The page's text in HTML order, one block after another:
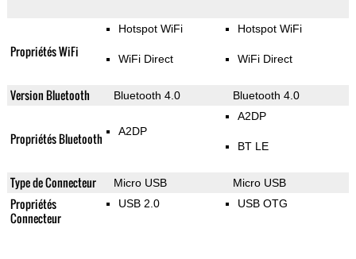
Propriétés WiFi
Hotspot WiFi
WiFi Direct
Hotspot WiFi
WiFi Direct
Version Bluetooth Bluetooth 4.0 Bluetooth 4.0
Propriétés Bluetooth A2DP
A2DP
BT LE
Type de Connecteur Micro USB Micro USB
Propriétés
Connecteur
USB 2.0 USB OTG